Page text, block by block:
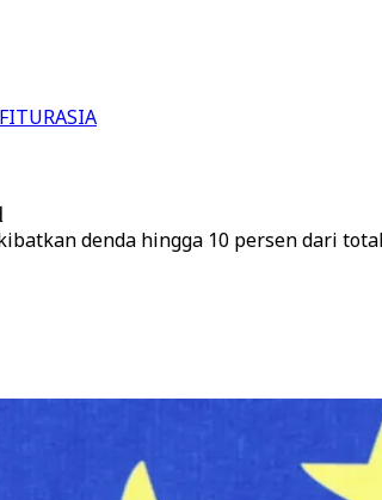
FITURASIA
denda hingga 10 persen dari